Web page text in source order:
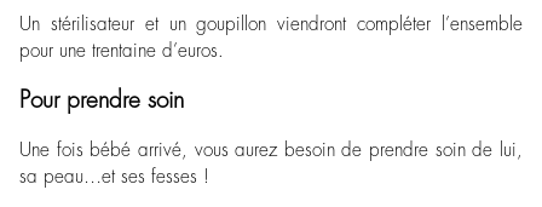
Un stérilisateur et un goupillon viendront compléter l’ensemble
pour une trentaine d’euros.
Pour prendre soin
Une fois bébé arrivé, vous aurez besoin de prendre soin de lui,
sa peau…et ses fesses !